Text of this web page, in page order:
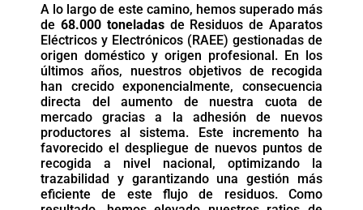
A lo largo de este camino, hemos superado más
de 68.000 toneladasde Residuos de Aparatos
Eléctricos y Electrónicos (RAEE) gestionadas de
origen doméstico y origen profesional. En los
últimos años, nuestros objetivos de recogida
han crecido exponencialmente, consecuencia
directa del aumento de nuestra cuota de
mercado gracias a la adhesión de nuevos
productores al sistema. Este incremento ha
favorecido el despliegue de nuevos puntos de
recogida a nivel nacional, optimizando la
trazabilidad y garantizando una gestión más
eficiente de este flujo de residuos. Como